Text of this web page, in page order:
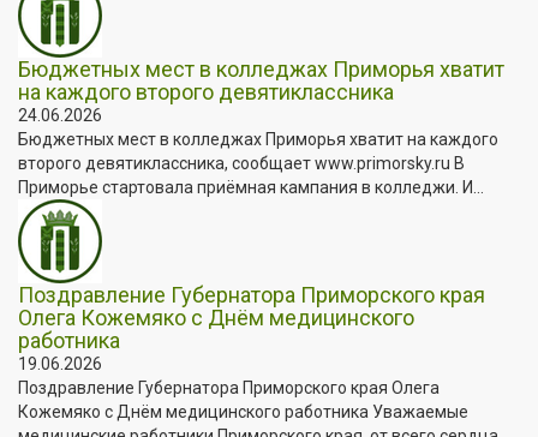
Бюджетных мест в колледжах Приморья хватит
на каждого второго девятиклассника
24.06.2026
Бюджетных мест в колледжах Приморья хватит на каждого
второго девятиклассника, сообщает www.primorsky.ru В
Приморье стартовала приёмная кампания в колледжи. И...
Поздравление Губернатора Приморского края
Олега Кожемяко с Днём медицинского
работника
19.06.2026
Поздравление Губернатора Приморского края Олега
Кожемяко с Днём медицинского работника Уважаемые